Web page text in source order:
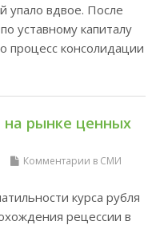
упало вдвое. После
уставному капиталу
процесс консолидации
рынке ценных
Комментарии в СМИ
курса рубля
рецессии в